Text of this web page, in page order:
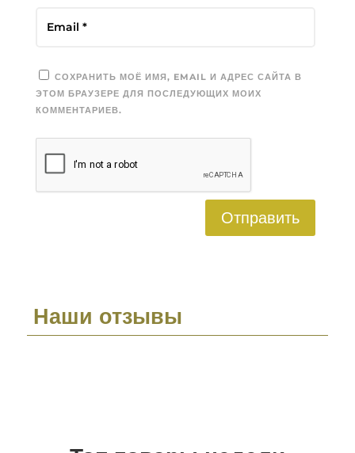
СОХРАНИТЬ МОЁ ИМЯ, EMAIL И АДРЕС САЙТА В
ЭТОМ БРАУЗЕРЕ ДЛЯ ПОСЛЕДУЮЩИХ МОИХ
КОММЕНТАРИЕВ.
Отправить
Наши отзывы